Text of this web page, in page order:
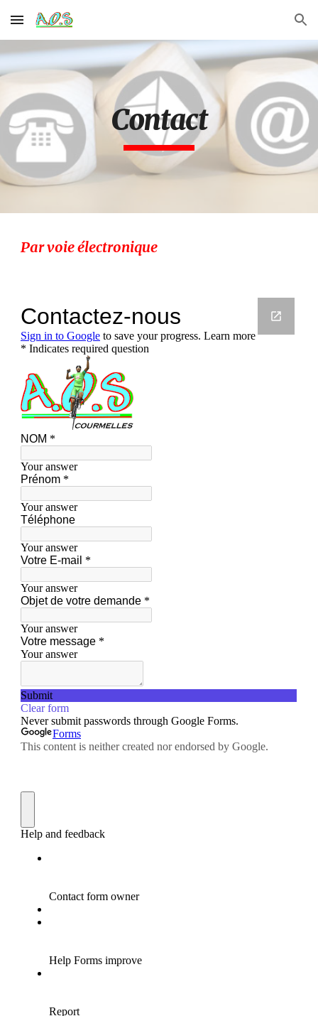
Skip to main content Skip to navigation
Contact
Par voie électronique